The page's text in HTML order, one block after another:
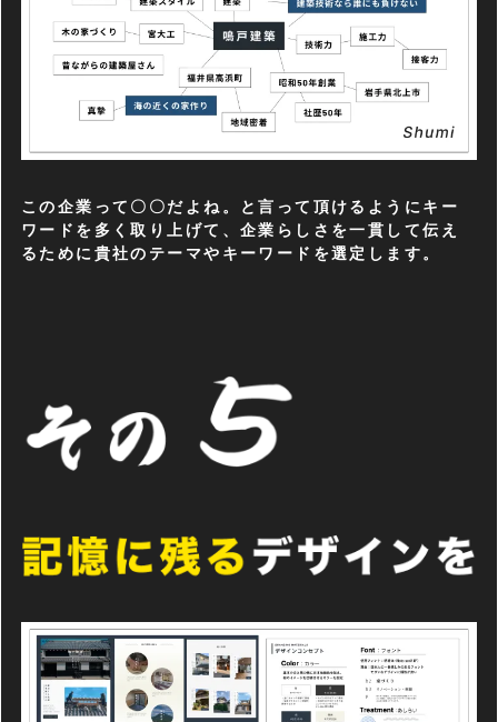
この企業って〇〇だよね。と言って頂けるようにキー
ワードを多く取り上げて、企業らしさを一貫して伝え
るために貴社のテーマやキーワードを選定します。